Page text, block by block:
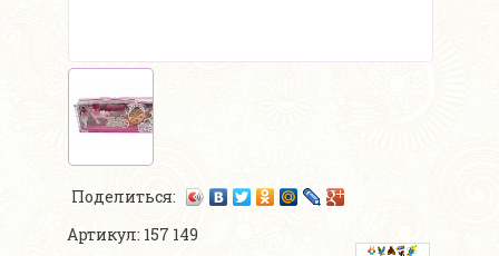
Поделиться:
Артикул: 157 149